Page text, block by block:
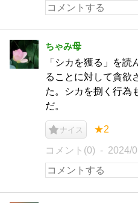
ちゃみ母
「シカを獲る」を
ることに対して貪欲
た。シカを捌く行為
だ。
ナイス ★2
コメント(0) 2024/